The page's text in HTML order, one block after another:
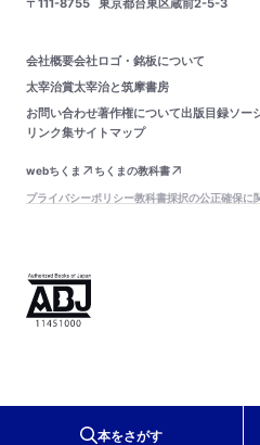
本をさがす
会社概要会社ロゴ・銘板について
太宰治賞太宰治と筑摩書房
お問い合わせ著作権について出版目録ソー
リンク集サイトマップ
webちくま
ちくまの教科書
プライバシーポリシー教科書採択の公正確保に